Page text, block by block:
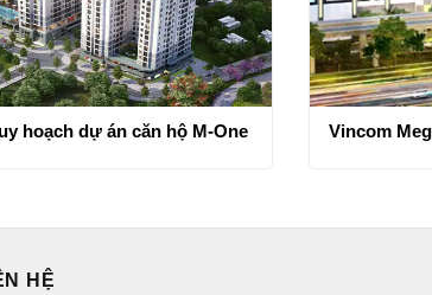
hoạch dự án căn hộ M-One Vincom
HỆ